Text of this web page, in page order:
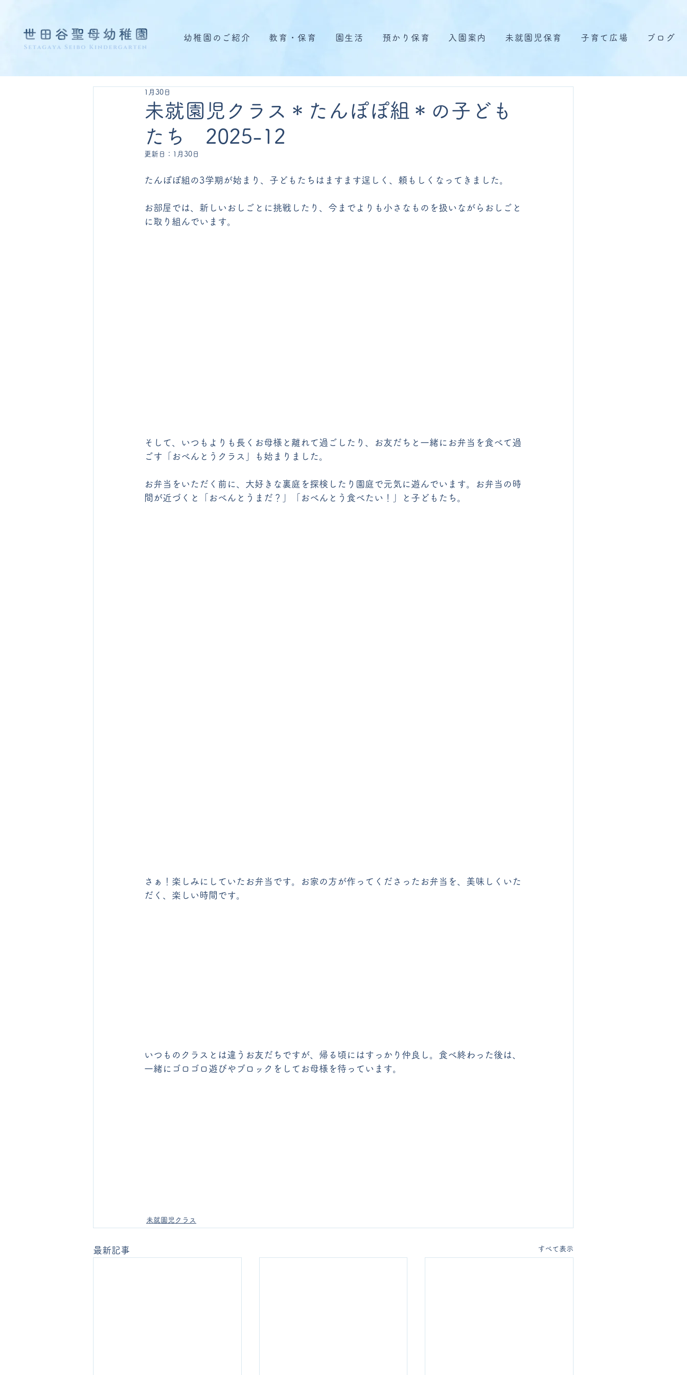
幼稚園のご紹介 教育・保育 園生活 預かり保育 入園案内 未就園児保育 子育て広場 ブログ
未就園児クラス＊たんぽぽ組＊の子ども
たち 2025-12
1月30日
更新日： 1月30日
たんぽぽ組の3学期が始まり、子どもたちはますます逞しく、頼もしくなってきました。
お部屋では、新しいおしごとに挑戦したり、今までよりも小さなものを扱いながらおしごと
に取り組んでいます。
そして、いつもよりも長くお母様と離れて過ごしたり、お友だちと一緒にお弁当を食べて過
ごす「おべんとうクラス」も始まりました。
お弁当をいただく前に、大好きな裏庭を探検したり園庭で元気に遊んでいます。お弁当の時
間が近づくと「おべんとうまだ？」「おべんとう食べたい！」と子どもたち。
さぁ！楽しみにしていたお弁当です。お家の方が作ってくださったお弁当を、美味しくいた
だく、楽しい時間です。
いつものクラスとは違うお友だちですが、帰る頃にはすっかり仲良し。食べ終わった後は、
一緒にゴロゴロ遊びやブロックをしてお母様を待っています。
未就園児クラス
最新記事 すべて表示